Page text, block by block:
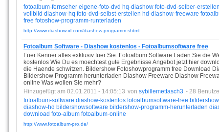
fotoalbum-fernseher eigene-foto-dvd hq-diashow foto-dvd-selber-
vollbild diashow-hq foto-dvd-selbst-erstellen hd-diashow-freeware
free fotoshow-programm-runterladen
http://www.diashow-xl.com/diashow-programm.shtml
Fotoalbum Software - Diashow kostenlos - Fotoalbumsoftware free
Fuer Kenner alles exklusiv fuer Sie. Fotoalbum Software Laden Sie die
kostenlos Wie Du es moechtest gute Ergebnisse Angebot jetzt hier
die Haende schwitzen. Bildershow Fotoshowprogramm free Download
Bildershow Programm herunterladen Diashow Freeware Diashow
online Was wollen Sie mehr?
Hinzugefügt am 02.01.2011 - 14:05:13 von sybillemettasch3 - 28
fotoalbum-software diashow-kostenlos fotoalbumsoftware-free bildershow
diashow-hd bildershowsoftware bildershow-programm-herunterladen
download foto-album fotoalbum-online
http://www.fotoalbum-pro.de/